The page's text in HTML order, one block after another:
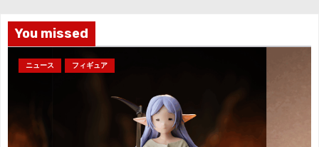
You missed
ニュース フィギュア